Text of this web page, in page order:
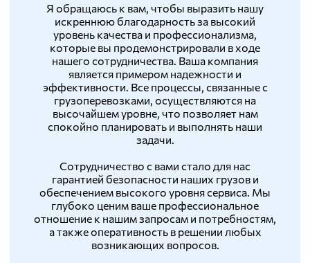
Я обращаюсь к вам, чтобы выразить нашу
искреннюю благодарность за высокий
уровень качества и профессионализма,
которые вы продемонстрировали в ходе
нашего сотрудничества. Ваша компания
является примером надежности и
эффективности. Все процессы, связанные с
грузоперевозками, осуществляются на
высочайшем уровне, что позволяет нам
спокойно планировать и выполнять наши
задачи.
Сотрудничество с вами стало для нас
гарантией безопасности наших грузов и
обеспечением высокого уровня сервиса. Мы
глубоко ценим ваше профессиональное
отношение к нашим запросам и потребностям,
а также оперативность в решении любых
возникающих вопросов.